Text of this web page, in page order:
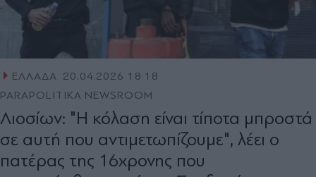
ΕΛΛΑΔΑ 20.04.2026 18:18
PARAPOLITIKA NEWSROOM
Λιοσίων: "Η κόλαση είναι τίποτα μπροστά
σε αυτή που αντιμετωπίζουμε", λέει ο
πατέρας της 16χρονης που